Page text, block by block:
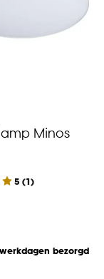
Minos
5 (1)
bezorgd